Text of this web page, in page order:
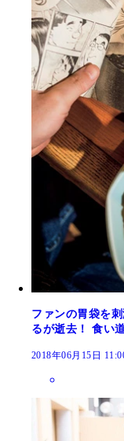
ファンの胃袋を
るが逝去！ 食い
2018年06月15日